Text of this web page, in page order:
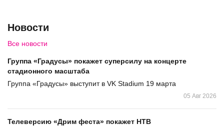
Новости
Все новости
Группа «Градусы» покажет суперсилу на концерте
стадионного масштаба
Группа «Градусы» выступит в VK Stadium 19 марта
05 Авг 2026
Телеверсию «Дрим феста» покажет НТВ